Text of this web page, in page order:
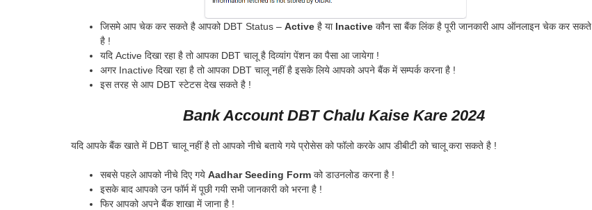
जिसमे आप चेक कर सकते है आपको DBT Status – Active है या Inactive कौन सा बैंक लिंक है पूरी जानकारी आप ऑनलाइन चेक कर सकते
है !
यदि Active दिखा रहा है तो आपका DBT चालू है दिव्यांग पेंशन का पैसा आ जायेगा !
अगर Inactive दिखा रहा है तो आपका DBT चालू नहीं है इसके लिये आपको अपने बैंक में सम्पर्क करना है !
इस तरह से आप DBT स्टेटस देख सकते है !
Bank Account DBT Chalu Kaise Kare 2024
यदि आपके बैंक खाते में DBT चालू नहीं है तो आपको नीचे बताये गये प्रोसेस को फॉलो करके आप डीबीटी को चालू करा सकते है !
सबसे पहले आपको नीचे दिए गये Aadhar Seeding Form को डाउनलोड करना है !
इसके बाद आपको उन फॉर्म में पूछी गयी सभी जानकारी को भरना है !
फिर आपको अपने बैंक शाखा में जाना है !